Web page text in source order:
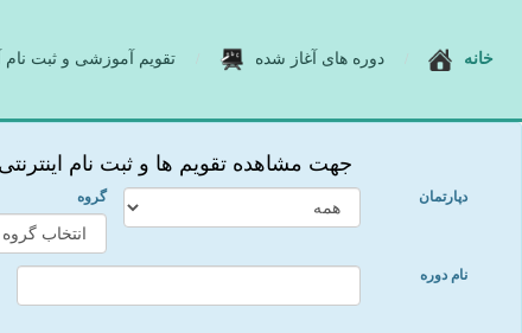
تقویم آموزشی و ثبت نام دوره های آغاز شده خانه
جهت مشاهده تقویم ها و ثبت نام
دپارتمان گروه
نام دوره